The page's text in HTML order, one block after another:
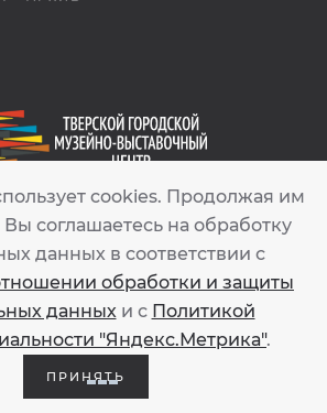
54
ЯНДЕКС.КАРТАХ
cookies. Продолжая им
Вы соглашаетесь на обработку
данных в соответствии с
обработки и защиты
данныхи с Политикой
"Яндекс.Метрика".
ПРИНЯТЬ